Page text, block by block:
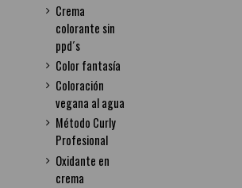
Crema
colorante sin
ppd´s
Color fantasía
Coloración
vegana al agua
Método Curly
Profesional
Oxidante en
crema